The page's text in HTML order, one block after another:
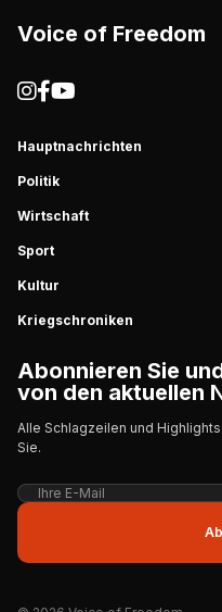
Voice of Freedom
Hauptnachrichten
Politik
Wirtschaft
Sport
Kultur
Kriegschroniken
Abonnieren Sie
von den aktuellen
Alle Schlagzeilen und
Sie.